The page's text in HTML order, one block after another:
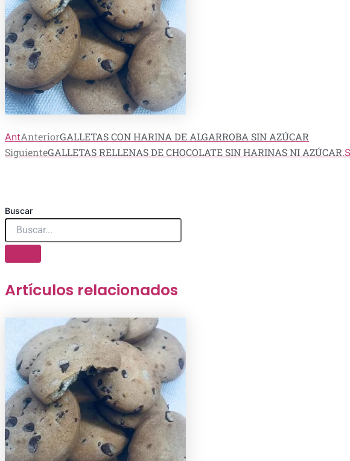
AntAnteriorGALLETAS CON HARINA DE ALGARROBA SIN AZÚCAR
SiguienteGALLETAS RELLENAS DE CHOCOLATE SIN HARINAS NI AZÚCAR.
Buscar
Artículos relacionados